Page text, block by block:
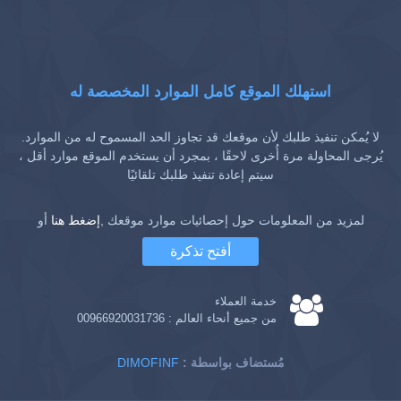
استهلك الموقع كامل الموارد المخصصة له
لا يُمكن تنفيذ طلبك لأن موقعك قد تجاوز الحد المسموح له من الموارد.
يُرجى المحاولة مرة أُخرى لاحقًا ، بمجرد أن يستخدم الموقع موارد أقل ،
سيتم إعادة تنفيذ طلبك تلقائيًا
لمزيد من المعلومات حول إحصائيات موارد موقعك ,إضغط هنا أو
أفتح تذكرة
خدمة العملاء
من جميع أنحاء العالم : 00966920031736
DIMOFINF : مُستضاف بواسطة